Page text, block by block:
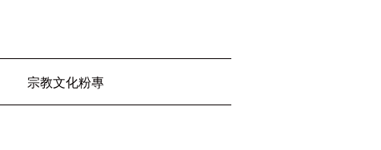
宗教文化粉專